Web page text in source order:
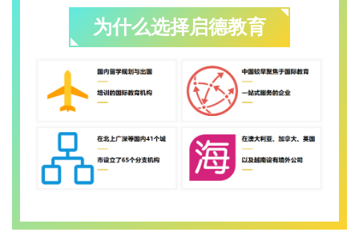
为什么选择启德教育